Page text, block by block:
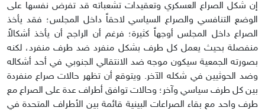
إن شكل الصراع العسكري وتعقيدات تشعباته قد تفرض نفسها على
الوضع التنافسي والصراع السياسي لاحقاً داخل المجلس؛ فقد يأخذ
الصراع داخل المجلس أوجهاً كثيرة؛ فرغم أن الراجح أن يأخذ أشكالاً
منفصلة بحيث يعمل كل طرف بشكل منفرد ضد طرف منفرد، لكنه
بصورته الجمعية سيكون موجه ضد الانتقالي الجنوبي في أحد أشكاله
وضد الحوثيين في شكله الآخر. ويتوقع أن تظهر حالات صراع منفردة
بين كل طرف سياسي وآخر؛ وحالات توافق أطراف عدة على الصراع مع
طرف واحد مع بقاء الصراعات البينية قائمة بين الأطراف المتحدة في